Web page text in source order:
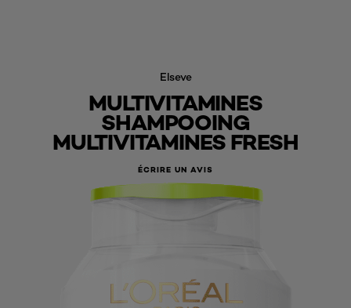
Elseve
MULTIVITAMINES
SHAMPOOING
MULTIVITAMINES FRESH
ÉCRIRE UN AVIS